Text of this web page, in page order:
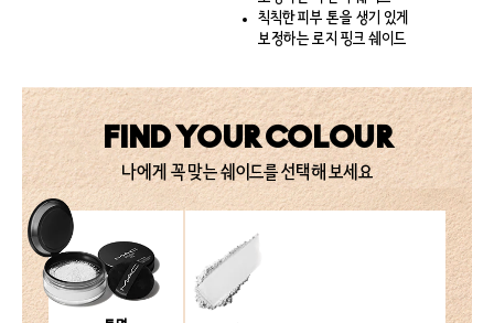
칙칙한 피부 톤을 생기 있게
보정하는 로지 핑크 쉐이드
FIND YOUR COLOUR
나에게 꼭 맞는 쉐이드를 선택해 보세요